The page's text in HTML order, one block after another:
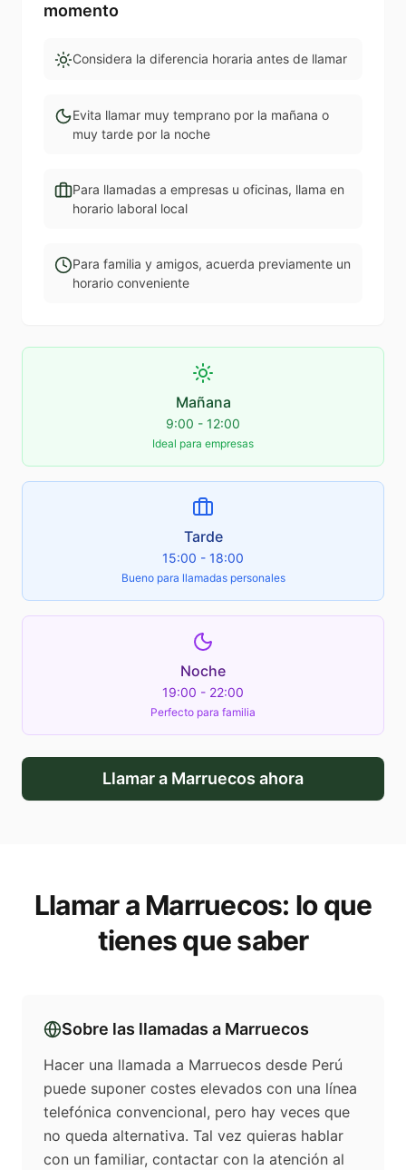
momento
Considera la diferencia horaria antes de llamar
Evita llamar muy temprano por la mañana o
muy tarde por la noche
Para llamadas a empresas u oficinas, llama en
horario laboral local
Para familia y amigos, acuerda previamente un
horario conveniente
Mañana
9:00 - 12:00
Ideal para empresas
Tarde
15:00 - 18:00
Bueno para llamadas personales
Noche
19:00 - 22:00
Perfecto para familia
Llamar a Marruecos ahora
Llamar aMarruecos: lo que
tienes que saber
Sobre las llamadas a Marruecos
Hacer una llamada a Marruecos desde Perú
puede suponer costes elevados con una línea
telefónica convencional, pero hay veces que
no queda alternativa. Tal vez quieras hablar
con un familiar, contactar con la atención al